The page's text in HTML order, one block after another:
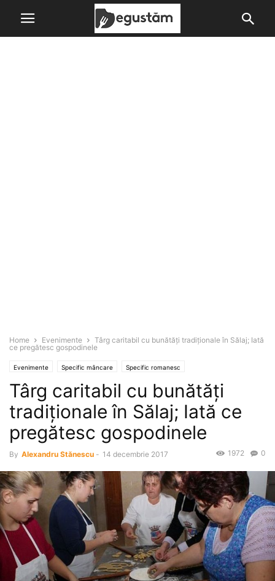
Home Evenimente
Târg caritabil cu bunătăţi tradiţionale în Sălaj; Iată
ce pregătesc gospodinele
Evenimente Specific mâncare Specific romanesc
Târg caritabil cu bunătăţi
tradiţionale în Sălaj; Iată ce
pregătesc gospodinele
By Alexandru Stănescu - 14 decembrie 2017 0
1972